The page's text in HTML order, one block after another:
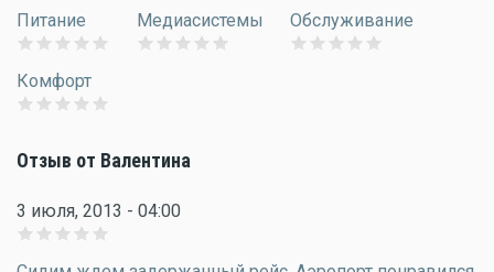
Питание Медиасистемы Обслуживание
Комфорт
Отзыв от Валентина
3 июля, 2013 - 04:00